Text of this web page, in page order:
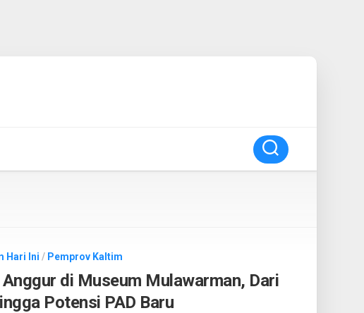
Hari Ini / Pemprov Kaltim
di Museum Mulawarman, Dari
Potensi PAD Baru